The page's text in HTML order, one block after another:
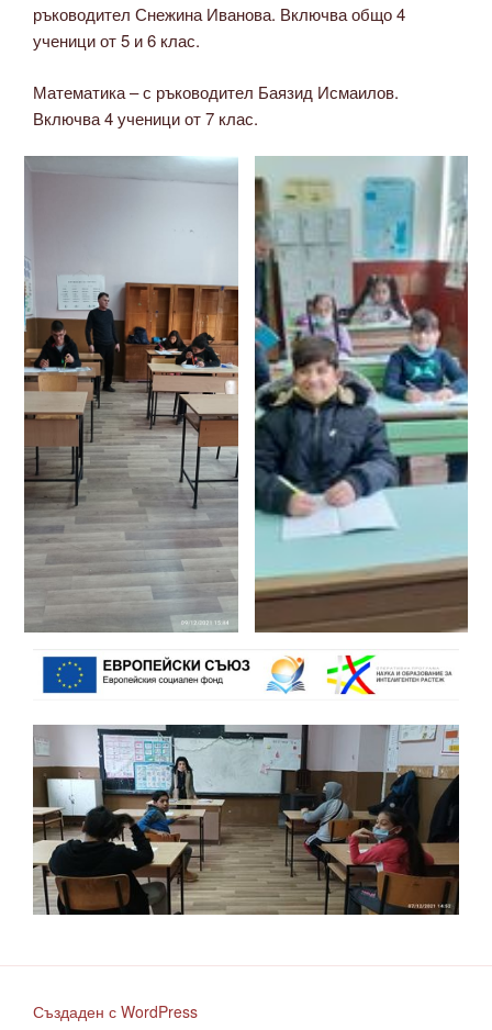
ръководител Снежина Иванова. Включва общо 4
ученици от 5 и 6 клас.
Математика – с ръководител Баязид Исмаилов.
Включва 4 ученици от 7 клас.
Създаден с WordPress